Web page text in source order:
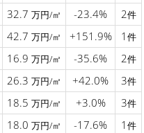
32.7 万円/㎡ -23.4% 2件
42.7 万円/㎡ +151.9% 1 件
16.9 万円/㎡ -35.6% 2件
26.3 万円/㎡ +42.0% 3件
18.5 万円/㎡ +3.0% 3件
18.0 万円/㎡ -17.6% 1 件